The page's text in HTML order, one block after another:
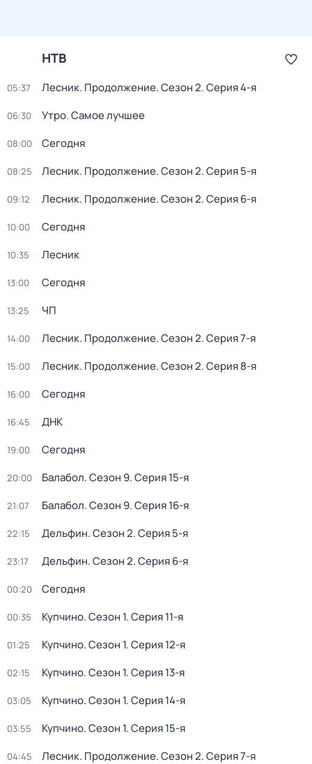
НТВ
05:37 Лесник. Продолжение. Сезон 2. Серия 4-я
06:30 Утро. Самое лучшее
08:00 Сегодня
08:25 Лесник. Продолжение. Сезон 2. Серия 5-я
09:12 Лесник. Продолжение. Сезон 2. Серия 6-я
10:00 Сегодня
10:35 Лесник
13:00 Сегодня
13:25 ЧП
14:00 Лесник. Продолжение. Сезон 2. Серия 7-я
15:00 Лесник. Продолжение. Сезон 2. Серия 8-я
16:00 Сегодня
16:45 ДНК
19:00 Сегодня
20:00 Балабол. Сезон 9. Серия 15-я
21:07 Балабол. Сезон 9. Серия 16-я
22:15 Дельфин. Сезон 2. Серия 5-я
23:17 Дельфин. Сезон 2. Серия 6-я
00:20 Сегодня
00:35 Купчино. Сезон 1. Серия 11-я
01:25 Купчино. Сезон 1. Серия 12-я
02:15 Купчино. Сезон 1. Серия 13-я
03:05 Купчино. Сезон 1. Серия 14-я
03:55 Купчино. Сезон 1. Серия 15-я
04:45 Лесник. Продолжение. Сезон 2. Серия 7-я